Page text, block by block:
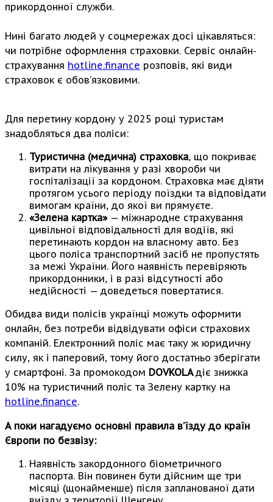
прикордонної служби.
Нині багато людей у соцмережах досі цікавляться:
чи потрібне оформлення страховки. Сервіс онлайн-
страхування hotline.finance розповів, які види
страховок є обовʼязковими.
Для перетину кордону у 2025 році туристам
знадобляться два поліси:
Туристична (медична) страховка, що покриває
витрати на лікування у разі хвороби чи
госпіталізації за кордоном. Страховка має діяти
протягом усього періоду поїздки та відповідати
вимогам країни, до якої ви прямуєте.
«Зелена картка» — міжнародне страхування
цивільної відповідальності для водіїв, які
перетинають кордон на власному авто. Без
цього поліса транспортний засіб не пропустять
за межі України. Його наявність перевіряють
прикордонники, і в разі відсутності або
недійсності — доведеться повертатися.
Обидва види полісів українці можуть оформити
онлайн, без потреби відвідувати офіси страхових
компаній. Електронний поліс має таку ж юридичну
силу, як і паперовий, тому його достатньо зберігати
у смартфоні. За промокодом DOVKOLAдіє знижка
10% на туристичний поліс та Зелену картку на
hotline.finance.
А поки нагадуємо основні правила в’їзду до країн
Європи по безвізу:
Наявність закордонного біометричного
паспорта. Він повинен бути дійсним ще три
місяці (щонайменше) після запланованої дати